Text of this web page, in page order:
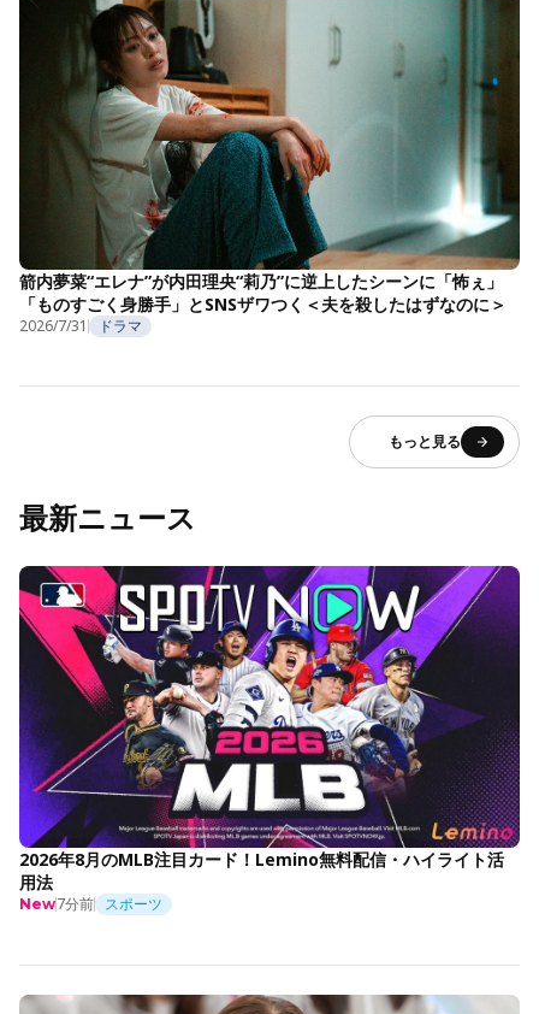
箭内夢菜“エレナ”が内田理央“莉乃”に逆上したシーンに「怖ぇ」
「ものすごく身勝手」とSNSザワつく＜夫を殺したはずなのに＞
2026/7/31 ドラマ
もっと見る
最新ニュース
2026年8月のMLB注目カード！Lemino無料配信・ハイライト活
用法
New7分前 スポーツ